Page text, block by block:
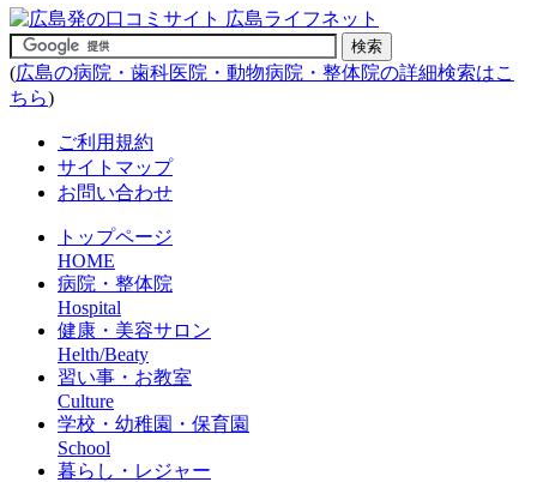
(広島の病院・歯科医院・動物病院・整体院の詳細検索はこ
ちら)
ご利用規約
サイトマップ
お問い合わせ
トップページ
HOME
病院・整体院
Hospital
健康・美容サロン
Helth/Beaty
習い事・お教室
Culture
学校・幼稚園・保育園
School
暮らし・レジャー